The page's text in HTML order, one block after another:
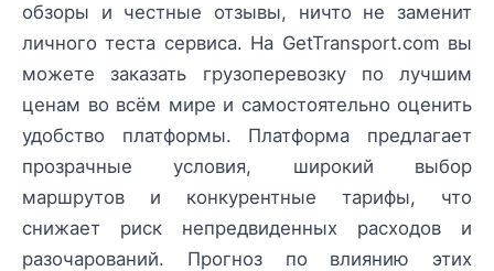
обзоры и честные отзывы, ничто не заменит
личного теста сервиса. На GetTransport.com вы
можете заказать грузоперевозку по лучшим
ценам во всём мире и самостоятельно оценить
удобство платформы. Платформа предлагает
прозрачные условия, широкий выбор
маршрутов и конкурентные тарифы, что
снижает риск непредвиденных расходов и
разочарований. Прогноз по влиянию этих